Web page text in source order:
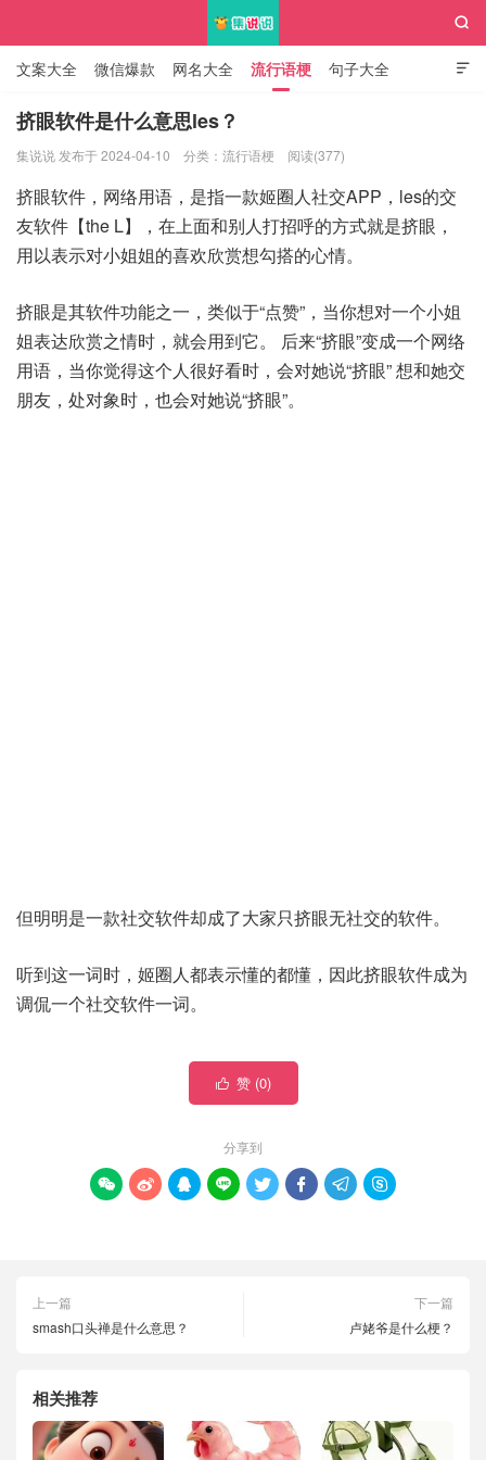

文案大全 微信爆款 网名大全 流行语梗 句子大全
知识大全

挤眼软件是什么意思les？
集说说 发布于 2024-04-10 分类： 流行语梗 阅读(377)
挤眼软件，网络用语，是指一款姬圈人社交APP，les的交
友软件【the L】，在上面和别人打招呼的方式就是挤眼，
用以表示对小姐姐的喜欢欣赏想勾搭的心情。
挤眼是其软件功能之一，类似于“点赞”，当你想对一个小姐
姐表达欣赏之情时，就会用到它。 后来“挤眼”变成一个网络
用语，当你觉得这个人很好看时，会对她说“挤眼” 想和她交
朋友，处对象时，也会对她说“挤眼”。
但明明是一款社交软件却成了大家只挤眼无社交的软件。
听到这一词时，姬圈人都表示懂的都懂，因此挤‌‌‌‌‌‌‌‌眼软件成为
调侃一个社交软件一词。
 赞 (0)
分享到
       
上一篇
smash口头禅是什么意思？
下一篇
卢姥爷是什么梗？
相关推荐